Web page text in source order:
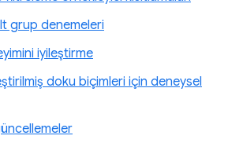
grup denemeleri
iyileştirme
doku biçimleri için deneysel